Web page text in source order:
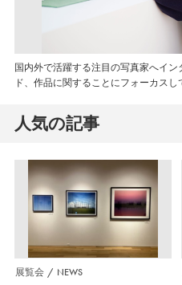
国内外で活躍する注目の写真家へイ
ド、作品に関することにフォーカスし
人気の記事
展覧会 NEWS